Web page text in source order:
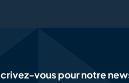
vous pour notre